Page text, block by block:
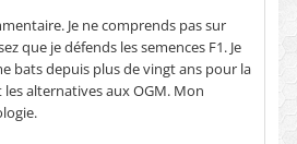
Je ne comprends pas sur
que je défends les semences F1. Je
bats depuis plus de vingt ans pour la
alternatives aux OGM. Mon